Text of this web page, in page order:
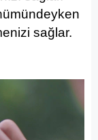
sağlar.